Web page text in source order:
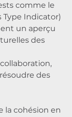
comme le
Type Indicator)
un aperçu
des
des
la cohésion en